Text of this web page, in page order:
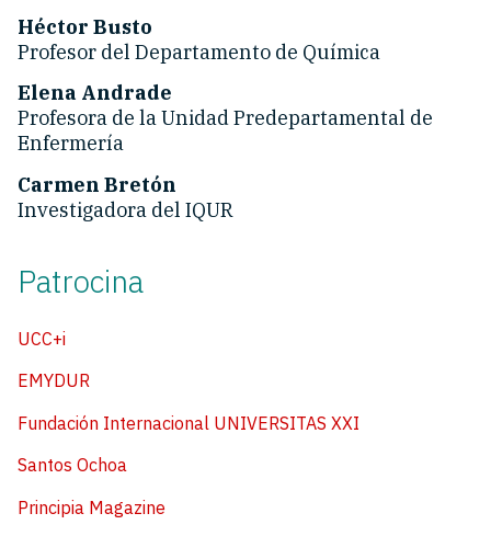
Héctor Busto
Profesor del Departamento de Química
Elena Andrade
Profesora de la Unidad Predepartamental de
Enfermería
Carmen Bretón
Investigadora del IQUR
Patrocina
UCC+i
EMYDUR
Fundación Internacional UNIVERSITAS XXI
Santos Ochoa
Principia Magazine